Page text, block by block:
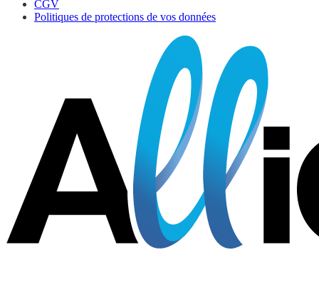
CGV
Politiques de protections de vos données